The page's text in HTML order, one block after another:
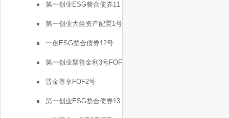
第一创业ESG整合债券11
号
第一创业大类资产配置1号
一创ESG整合债券12号
第一创业聚善金利3号FOF
晋金尊享FOF2号
第一创业ESG整合债券13